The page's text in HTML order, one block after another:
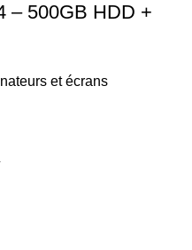
– 500GB HDD +
et écrans